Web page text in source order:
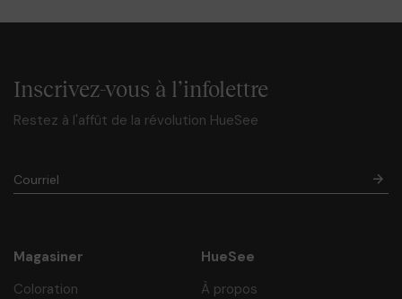
Inscrivez-vous à l’infolettre
Restez à l'affût de la révolution HueSee
Magasiner
Coloration
HueSee
À propos